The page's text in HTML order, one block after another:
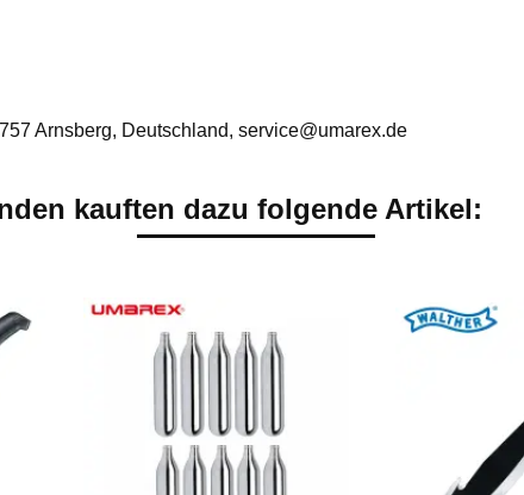
Arnsberg, Deutschland, service@umarex.de
kauften dazu folgende Artikel: